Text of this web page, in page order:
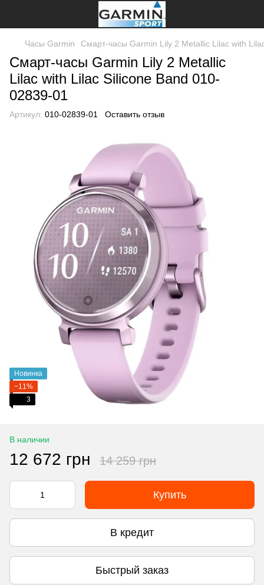
Часы Garmin Смарт-часы Garmin Lily 2 Metallic Lilac with
Смарт-часы Garmin Lily 2 Metallic
Lilac with Lilac Silicone Band 010-
02839-01
Артикул: 010-02839-01 Оставить отзыв
Новинка
−11%
3
В наличии
12 672 грн 14 259 грн
Купить
В кредит
Быстрый заказ